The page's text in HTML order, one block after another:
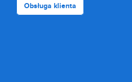
Obsługa klienta